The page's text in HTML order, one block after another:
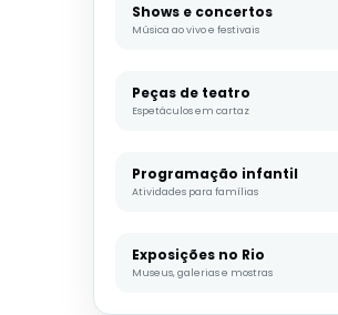
Shows e concertos
Música ao vivo e festivais
Peças de teatro
Espetáculos em cartaz
Programação infantil
Atividades para famílias
Exposições no Rio
Museus, galerias e mostras